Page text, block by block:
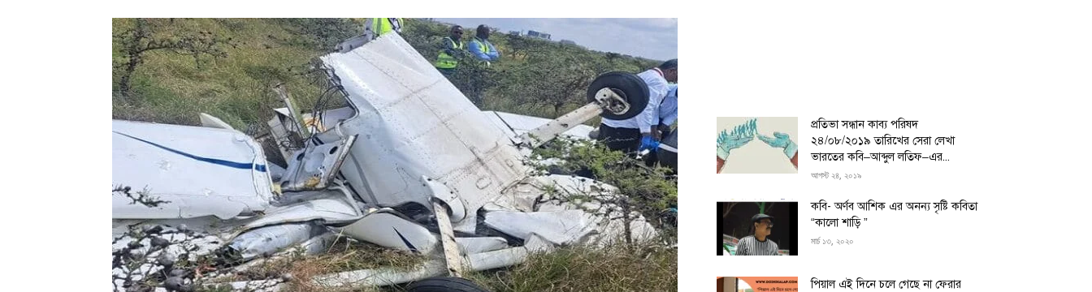
প্রতিভা সন্ধান কাব্য পরিষদ
২৪/০৮/২০১৯ তারিখের সেরা লেখা
ভারতের কবি–আব্দুল লতিফ–এর...
আগস্ট ২৪, ২০১৯
কবি- অর্ণব আশিক এর অনন্য সৃষ্টি কবিতা
“কালো শাড়ি ”
মার্চ ১৩, ২০২০
পিয়াল এই দিনে চলে গেছে না ফেরার